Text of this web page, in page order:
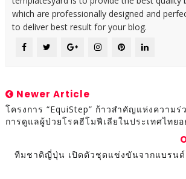
which are professionally designed and
to deliver best result for your blog.
Newer Article
โครงการ “EquiStep” ก้าวสำคัญแห่งความร่
การดูแลผู้ป่วยโรคฮีโมฟีเลียในประเทศไทยอ
ทีมชาติญี่ปุ่น เปิดตัวชุดแข่งขันจากแบรนด์